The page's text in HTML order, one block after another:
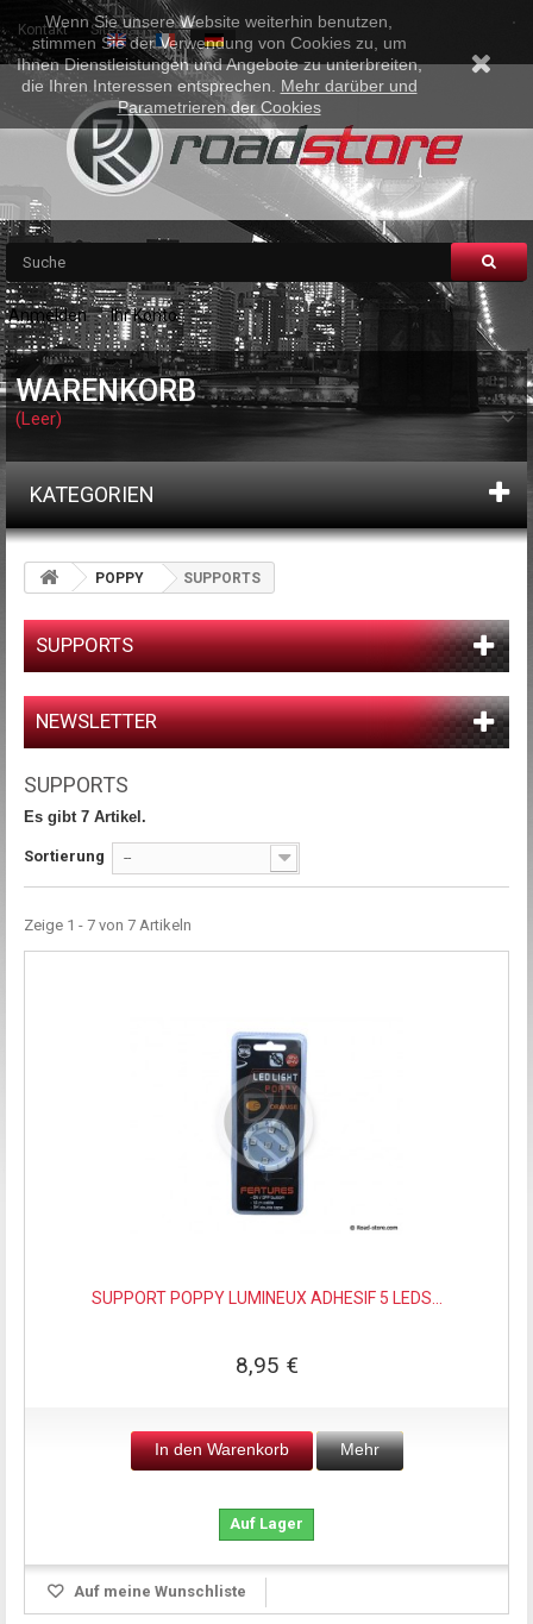
Kontakt Sitemap
Anmelden Ihr Konto
WARENKORB
(Leer)
KATEGORIEN
POPPY SUPPORTS
SUPPORTS
NEWSLETTER
SUPPORTS
Es gibt 7 Artikel.
Sortierung --
Zeige 1 - 7 von 7 Artikeln
SUPPORT POPPY LUMINEUX ADHESIF 5 LEDS...
8,95 €
In den Warenkorb Mehr
Auf Lager
Auf meine Wunschliste
Wenn Sie unsere Website weiterhin benutzen,
stimmen Sie der Verwendung von Cookies zu, um
Ihnen Dienstleistungen und Angebote zu unterbreiten,
die Ihren Interessen entsprechen. Mehr darüber und
Parametrieren der Cookies